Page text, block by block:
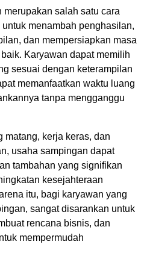
merupakan salah satu cara
menambah penghasilan,
dan mempersiapkan masa
Karyawan dapat memilih
sesuai dengan keterampilan
memanfaatkan waktu luang
tanpa mengganggu
matang, kerja keras, dan
usaha sampingan dapat
tambahan yang signifikan
kesejahteraan
itu, bagi karyawan yang
sangat disarankan untuk
rencana bisnis, dan
mempermudah